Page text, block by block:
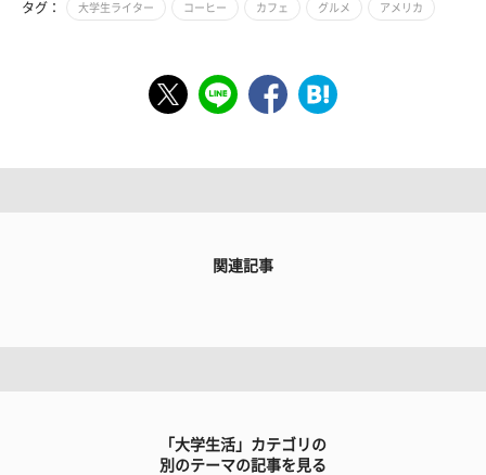
タグ： 大学生ライター コーヒー カフェ グルメ アメリカ
関連記事
「大学生活」カテゴリの
別のテーマの記事を見る